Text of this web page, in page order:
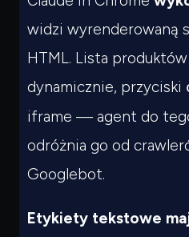
widzi wyrenderowaną
HTML. Lista produktów
dynamicznie, przyciski
iframe — agent do
odróżnia go od
Googlebot.
Etykiety tekstowe